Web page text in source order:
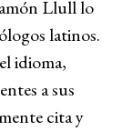
Llull lo
latinos.
idioma,
a sus
cita y